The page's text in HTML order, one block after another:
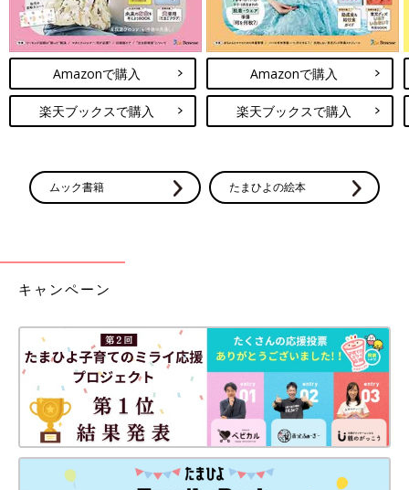
金だけ』など、コントロールが必要な部分だけつけるのもアリだ
と思います。
一方、家計簿をつけたほうがよいのは次の3つに当てはまる方。
１ 毎月なぜか赤字（赤字か黒字かわからない人も含む）
２ 税金や保険、車検の支払い、家電の故障や買替えで毎回慌て
はもうすぐ変わる
そして 『収入―貯蓄＝使ってよい金額』になるように予算を立て
『先取り貯蓄』を忘れてはいけません。
家計簿をつけている方も『先取り貯蓄の金額は決まっていない』
のであれば、『収入―先取り貯蓄＝使ってよい金額』を計算しま
しょう。「③生活が変わる時」には調整を繰り返します。
まずは無理のない範囲で！ 計画通りにお金が貯まれば管理する
ストレスもきっと軽くなります」
Amazonで購入
楽天ブックスで購入
Amazonで購入
楽天ブックスで購入
ムック書籍 たまひよの絵本
キャンペーン